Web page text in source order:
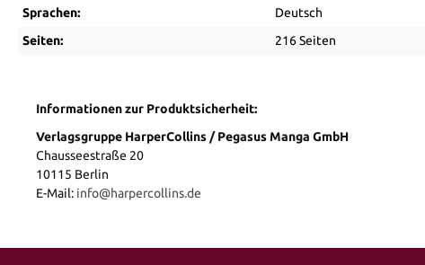
Sprachen:
Deutsch
Seiten:
216 Seiten
Informationen zur Produktsicherheit:
Verlagsgruppe HarperCollins / Pegasus Manga GmbH
Chausseestraße 20
10115 Berlin
E-Mail: info@harpercollins.de